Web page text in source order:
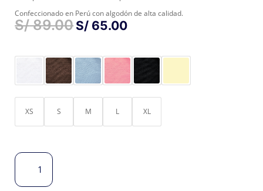
Confeccionado en Perú con algodón de alta calidad.
S/89.00 EL
ERA:
S/ 89.00.
S/ 65.00EL
ES:
S/ 65.00.
XS S M L XL
POLO
GOLDEN